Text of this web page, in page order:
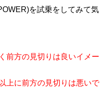
を試乗をしてみて気
前方の見切りは良いイメー
上に前方の見切りは悪いで